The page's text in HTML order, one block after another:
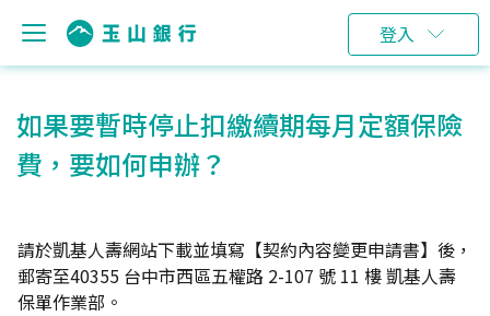
登入
如果要暫時停止扣繳續期每月定額保險
費，要如何申辦？
請於凱基人壽網站下載並填寫【契約內容變更申請書】後，
郵寄至40355 台中市西區五權路 2-107 號 11 樓 凱基人壽
保單作業部。